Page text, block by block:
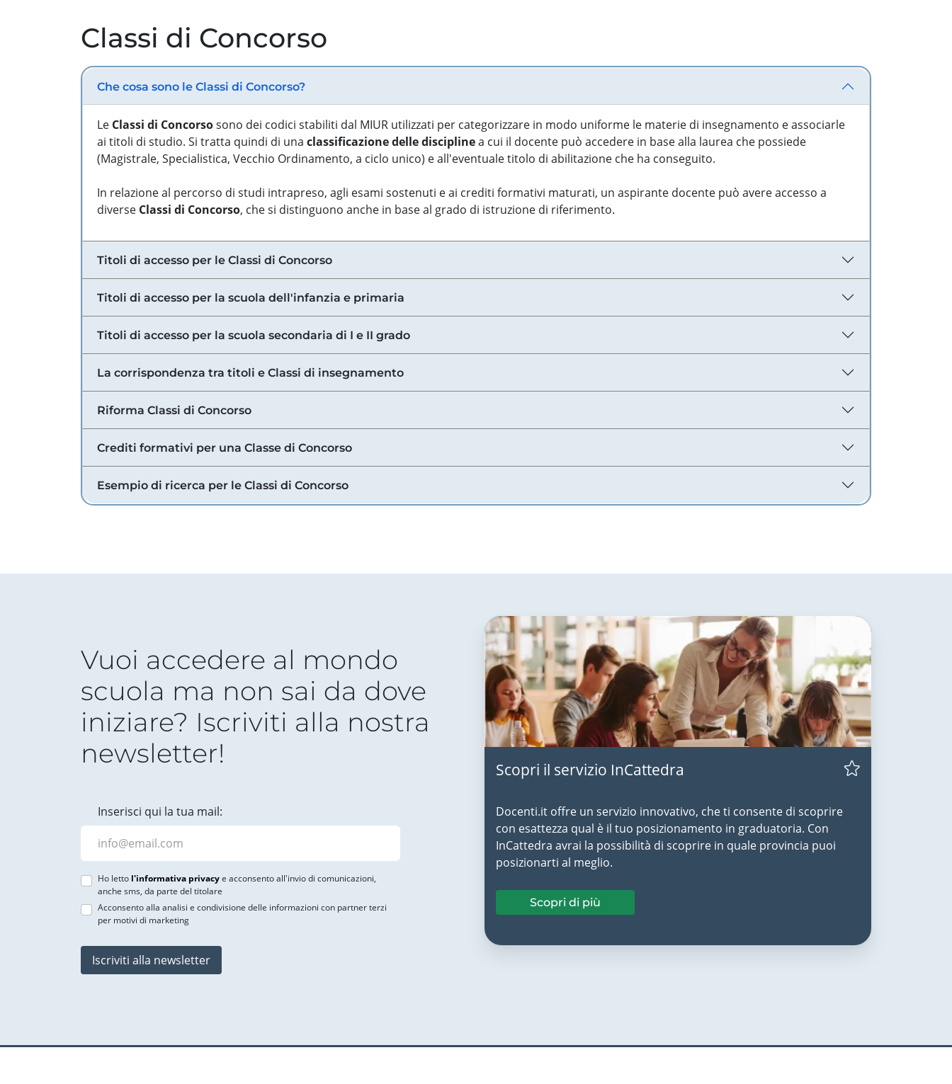
Classi di Concorso
Che cosa sono le Classi di Concorso?
Le Classi di Concorsosono dei codici stabiliti dal MIUR utilizzati per categorizzare in modo uniforme le materie di insegnamento e associarle
ai titoli di studio. Si tratta quindi di una classificazione delle disciplinea cui il docente può accedere in base alla laurea che possiede
(Magistrale, Specialistica, Vecchio Ordinamento, a ciclo unico) e all'eventuale titolo di abilitazione che ha conseguito.
In relazione al percorso di studi intrapreso, agli esami sostenuti e ai crediti formativi maturati, un aspirante docente può avere accesso a
diverse Classi di Concorso, che si distinguono anche in base al grado di istruzione di riferimento.
Titoli di accesso per le Classi di Concorso
Titoli di accesso per la scuola dell'infanzia e primaria
Titoli di accesso per la scuola secondaria di I e II grado
La corrispondenza tra titoli e Classi di insegnamento
Riforma Classi di Concorso
Crediti formativi per una Classe di Concorso
Esempio di ricerca per le Classi di Concorso
Vuoi accedere al mondo
scuola ma non sai da dove
iniziare? Iscriviti alla nostra
newsletter!
Inserisci qui la tua mail:
Ho letto l'informativa privacye acconsento all'invio di comunicazioni,
anche sms, da parte del titolare
Acconsento alla analisi e condivisione delle informazioni con partner terzi
per motivi di marketing
Iscriviti alla newsletter
Scopri il servizio InCattedra
Docenti.it offre un servizio innovativo, che ti consente di scoprire
con esattezza qual è il tuo posizionamento in graduatoria. Con
InCattedra avrai la possibilità di scoprire in quale provincia puoi
posizionarti al meglio.
Scopri di più